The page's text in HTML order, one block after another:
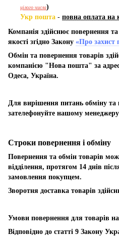
цілого числа)
Укр пошта - повна оплата на
Компанія здійснює повернення
якості згідно Закону «Про захист
Обмін та повернення товарів
компанією "Нова пошта" за
Одеса, Україна.
Для вирішення питань обміну та
зателефонуйте нашому
Строки повернення і обміну
Повернення та обмін товарів
відділення, протягом 14 днів
замовлення покупцем.
Зворотня доставка товарів
Умови повернення для товарів
Відповідно до статті 9 Закону